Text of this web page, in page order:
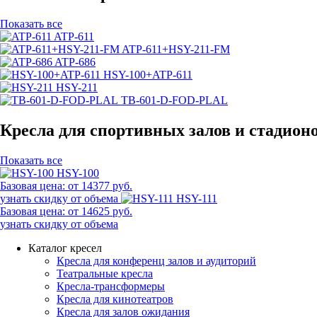
Показать все
ATP-611
ATP-611+HSY-211-FM
ATP-686
HSY-100+ATP-611
HSY-211
TB-601-D-FOD-PLAL
Кресла для спортивных залов и
Показать все
HSY-100
Базовая цена: от 14377 руб.
узнать скидку от объема
HSY-111
Базовая цена: от 14625 руб.
узнать скидку от объема
Каталог кресел
Кресла для конференц залов и аудиторий
Театральные кресла
Кресла-трансформеры
Кресла для кинотеатров
Кресла для залов ожидания